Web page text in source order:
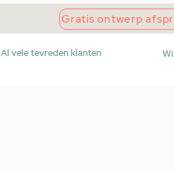
Gratis ontwerp
Al vele tevreden klanten